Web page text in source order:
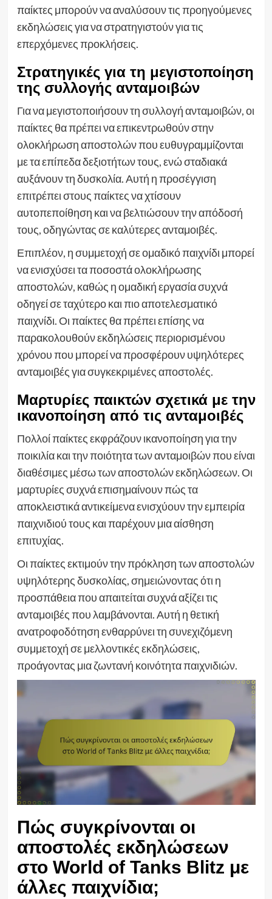
παίκτες μπορούν να αναλύσουν τις προηγούμενες
εκδηλώσεις για να στρατηγιστούν για τις
επερχόμενες προκλήσεις.
Στρατηγικές για τη μεγιστοποίηση
της συλλογής ανταμοιβών
Για να μεγιστοποιήσουν τη συλλογή ανταμοιβών, οι
παίκτες θα πρέπει να επικεντρωθούν στην
ολοκλήρωση αποστολών που ευθυγραμμίζονται
με τα επίπεδα δεξιοτήτων τους, ενώ σταδιακά
αυξάνουν τη δυσκολία. Αυτή η προσέγγιση
επιτρέπει στους παίκτες να χτίσουν
αυτοπεποίθηση και να βελτιώσουν την απόδοσή
τους, οδηγώντας σε καλύτερες ανταμοιβές.
Επιπλέον, η συμμετοχή σε ομαδικό παιχνίδι μπορεί
να ενισχύσει τα ποσοστά ολοκλήρωσης
αποστολών, καθώς η ομαδική εργασία συχνά
οδηγεί σε ταχύτερο και πιο αποτελεσματικό
παιχνίδι. Οι παίκτες θα πρέπει επίσης να
παρακολουθούν εκδηλώσεις περιορισμένου
χρόνου που μπορεί να προσφέρουν υψηλότερες
ανταμοιβές για συγκεκριμένες αποστολές.
Μαρτυρίες παικτών σχετικά με την
ικανοποίηση από τις ανταμοιβές
Πολλοί παίκτες εκφράζουν ικανοποίηση για την
ποικιλία και την ποιότητα των ανταμοιβών που είναι
διαθέσιμες μέσω των αποστολών εκδηλώσεων. Οι
μαρτυρίες συχνά επισημαίνουν πώς τα
αποκλειστικά αντικείμενα ενισχύουν την εμπειρία
παιχνιδιού τους και παρέχουν μια αίσθηση
επιτυχίας.
Οι παίκτες εκτιμούν την πρόκληση των αποστολών
υψηλότερης δυσκολίας, σημειώνοντας ότι η
προσπάθεια που απαιτείται συχνά αξίζει τις
ανταμοιβές που λαμβάνονται. Αυτή η θετική
ανατροφοδότηση ενθαρρύνει τη συνεχιζόμενη
συμμετοχή σε μελλοντικές εκδηλώσεις,
προάγοντας μια ζωντανή κοινότητα παιχνιδιών.
Πώς συγκρίνονται οι
αποστολές εκδηλώσεων
στο World of Tanks Blitz με
άλλες παιχνίδια;